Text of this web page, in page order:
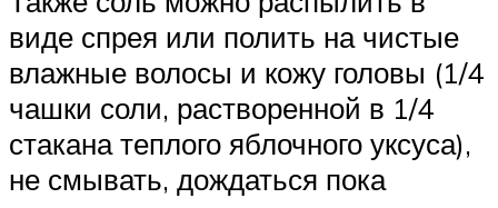
виде спрея или полить на чистые
влажные волосы и кожу головы (1/4
чашки соли, растворенной в 1/4
стакана теплого яблочного уксуса),
не смывать, дождаться пока